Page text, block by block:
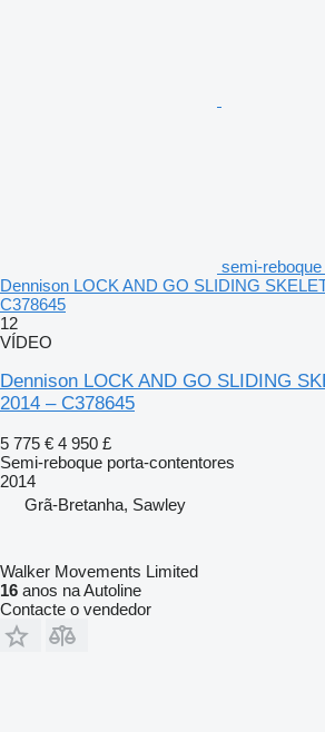
semi-
Dennison LOCK AND GO SLIDING
C378645
12
VÍDEO
Dennison LOCK AND GO SLIDING
2014 – C378645
5 775 € 4 950 £
Semi-reboque porta-contentores
2014
Grã-Bretanha, Sawley
Walker Movements Limited
16 anos na Autoline
Contacte o vendedor